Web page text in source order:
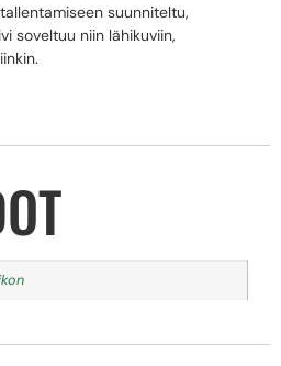
suunniteltu,
soveltuu niin lähikuviin,